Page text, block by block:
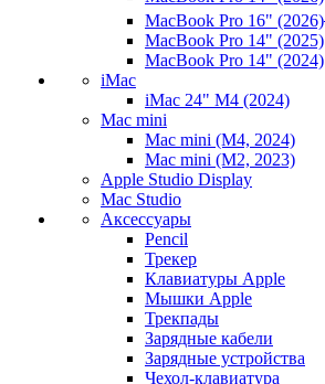
MacBook Pro 16" (2026)
MacBook Pro 14" (2025)
MacBook Pro 14" (2024)
iMac
iMac 24" M4 (2024)
Mac mini
Mac mini (M4, 2024)
Mac mini (M2, 2023)
Apple Studio Display
Mac Studio
Аксессуары
Pencil
Трекер
Клавиатуры Apple
Мышки Apple
Трекпады
Зарядные кабели
Зарядные устройства
Чехол-клавиатура